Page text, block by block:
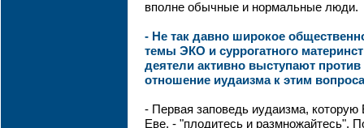
вполне обычные и нормальные люди.
- Не так давно широкое
темы ЭКО и суррогатного
деятели активно выступают против
отношение иудаизма к этим
- Первая заповедь иудаизма,
Еве, - "плодитесь и размножайтесь".